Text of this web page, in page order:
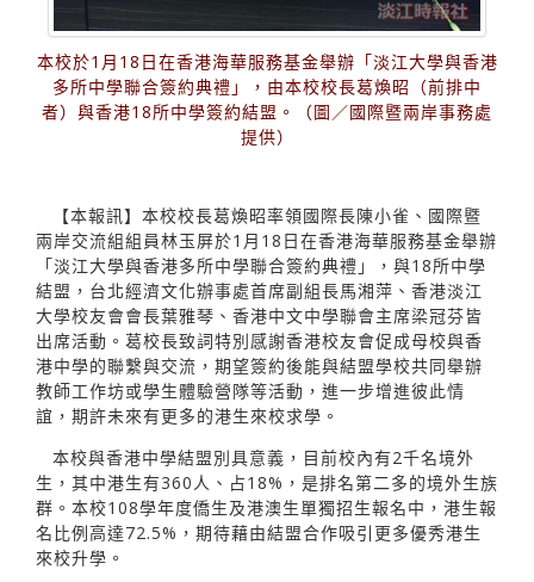
本校於1月18日在香港海華服務基金舉辦「淡江大學與香港
多所中學聯合簽約典禮」，由本校校長葛煥昭（前排中
者）與香港18所中學簽約結盟。（圖／國際暨兩岸事務處
提供）
【本報訊】本校校長葛煥昭率領國際長陳小雀、國際暨
兩岸交流組組員林玉屏於1月18日在香港海華服務基金舉辦
「淡江大學與香港多所中學聯合簽約典禮」，與18所中學
結盟，台北經濟文化辦事處首席副組長馬湘萍、香港淡江
大學校友會會長葉雅琴、香港中文中學聯會主席梁冠芬皆
出席活動。葛校長致詞特別感謝香港校友會促成母校與香
港中學的聯繫與交流，期望簽約後能與結盟學校共同舉辦
教師工作坊或學生體驗營隊等活動，進一步增進彼此情
誼，期許未來有更多的港生來校求學。
本校與香港中學結盟別具意義，目前校內有2千名境外
生，其中港生有360人、占18%，是排名第二多的境外生族
群。本校108學年度僑生及港澳生單獨招生報名中，港生報
名比例高達72.5%，期待藉由結盟合作吸引更多優秀港生
來校升學。